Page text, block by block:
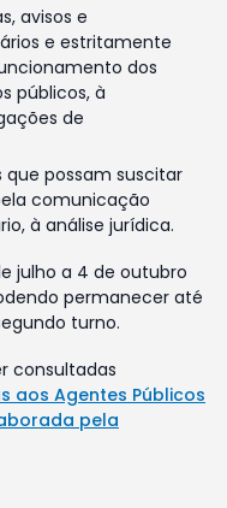
avisos e
e estritamente
dos
públicos, à
de
que possam suscitar
comunicação
à análise jurídica.
julho a 4 de outubro
permanecer até
turno.
consultadas
aos Agentes Públicos
pela